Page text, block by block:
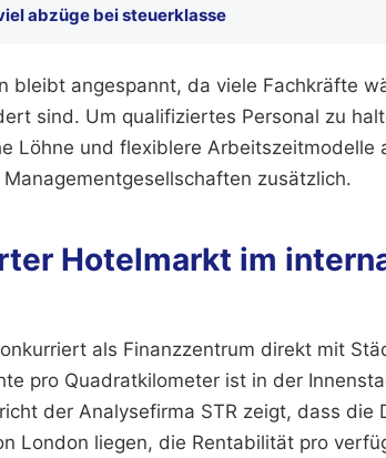
abzüge bei steuerklasse
bleibt angespannt, da viele Fachkräfte
sind. Um qualifiziertes Personal zu
Löhne und flexiblere Arbeitszeitmodelle
zusätzlich.
Hotelmarkt im
als Finanzzentrum direkt mit
pro Quadratkilometer ist in der
der Analysefirma STR zeigt, dass
London liegen, die Rentabilität pro